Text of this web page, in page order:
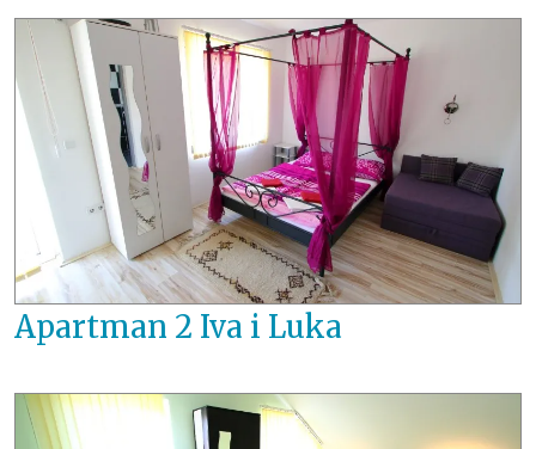
Apartman 2 Iva i Luka